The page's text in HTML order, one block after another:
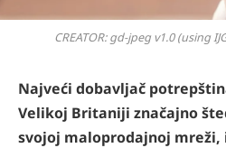
CREATOR: gd-jpeg v1.0 (using
Najveći dobavljač
Velikoj Britaniji značajno
svojoj maloprodajnoj